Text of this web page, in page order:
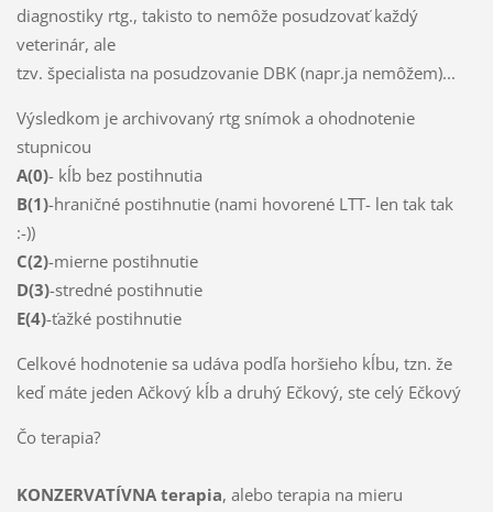
diagnostiky rtg., takisto to nemôže posudzovať každý
veterinár, ale
tzv. špecialista na posudzovanie DBK (napr.ja nemôžem)...
Výsledkom je archivovaný rtg snímok a ohodnotenie
stupnicou
A(0)- kĺb bez postihnutia
B(1)-hraničné postihnutie (nami hovorené LTT- len tak tak
:-))
C(2)-mierne postihnutie
D(3)-stredné postihnutie
E(4)-ťažké postihnutie
Celkové hodnotenie sa udáva podľa horšieho kĺbu, tzn. že
keď máte jeden Ačkový kĺb a druhý Ečkový, ste celý Ečkový
Čo terapia?
KONZERVATÍVNA terapia, alebo terapia na mieru